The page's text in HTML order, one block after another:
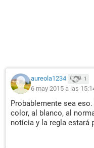
aureola1234 1
6 may 2015 a las
Probablemente sea
color, al blanco, al
noticia y la regla estará